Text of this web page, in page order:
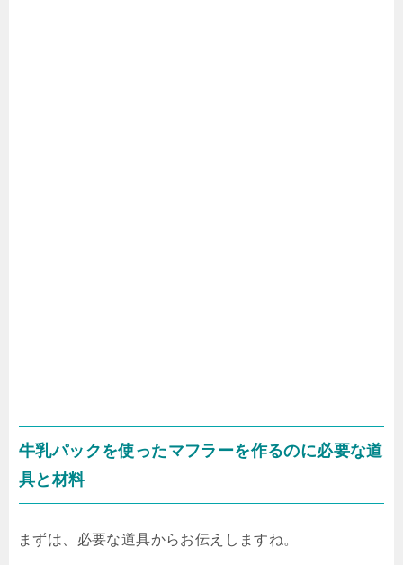
牛乳パックを使ったマフラーを作るのに必要な道
具と材料
まずは、必要な道具からお伝えしますね。